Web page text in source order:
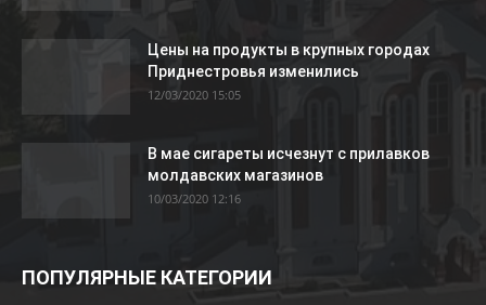
Цены на продукты в крупных городах
Приднестровья изменились
12/03/2020 15:05
В мае сигареты исчезнут с прилавков
молдавских магазинов
10/03/2020 12:16
ПОПУЛЯРНЫЕ КАТЕГОРИИ